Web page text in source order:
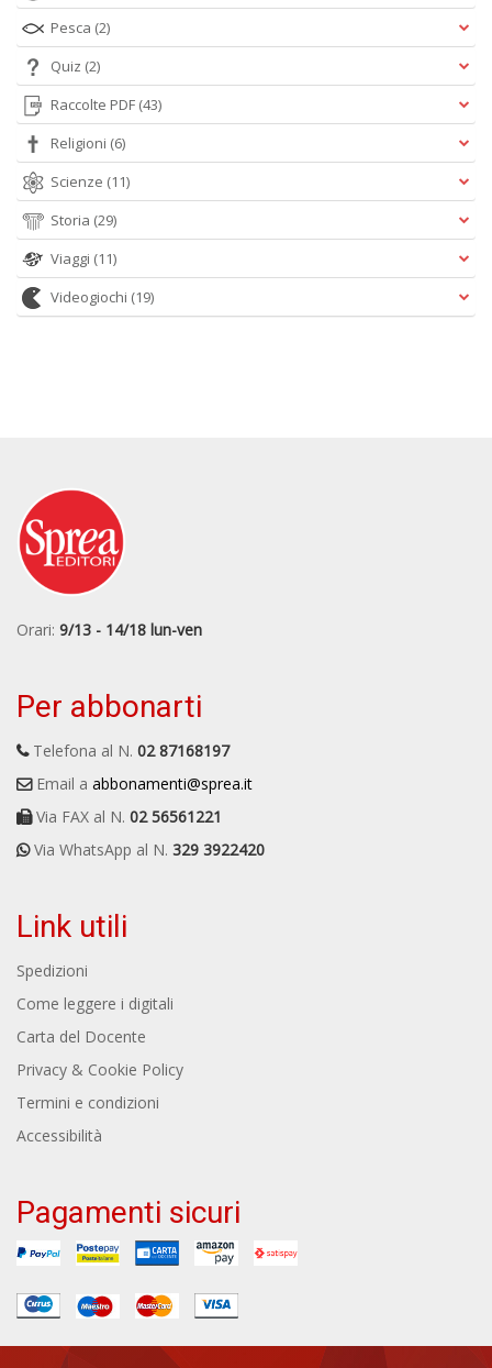
Pesca (2)
Quiz (2)
Raccolte PDF (43)
Religioni (6)
Scienze (11)
Storia (29)
Viaggi (11)
Videogiochi (19)
Orari: 9/13 - 14/18 lun-ven
Per abbonarti
Telefona al N. 02 87168197
Email a abbonamenti@sprea.it
Via FAX al N. 02 56561221
Via WhatsApp al N. 329 3922420
Link utili
Spedizioni
Come leggere i digitali
Carta del Docente
Privacy & Cookie Policy
Termini e condizioni
Accessibilità
Pagamenti sicuri